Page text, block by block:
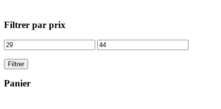
Filtrer par prix
Filtrer
Panier